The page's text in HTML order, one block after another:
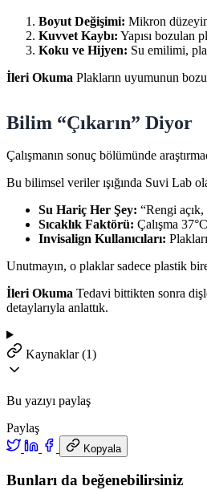
Boyut Değişimi: Mikron
Kuvvet Kaybı: Yapısı bozulan
Koku ve Hijyen: Su emilimi,
İleri Okuma Plakların uyumunun
Bilim “Çıkarın” Diyor
Çalışmanın sonuç bölümünde
Bu bilimsel veriler ışığında Suvi Lab
Su Hariç Her Şey: “Rengi
Sıcaklık Faktörü: Çalışma
Invisalign Kullanıcıları:
Unutmayın, o plaklar sadece plastik
İleri Okuma Tedavi bittikten sonra
detaylarıyla anlattık.
Kaynaklar (1)
Bu yazıyı paylaş
Paylaş
Kopyala
Bunları da beğenebilirsiniz